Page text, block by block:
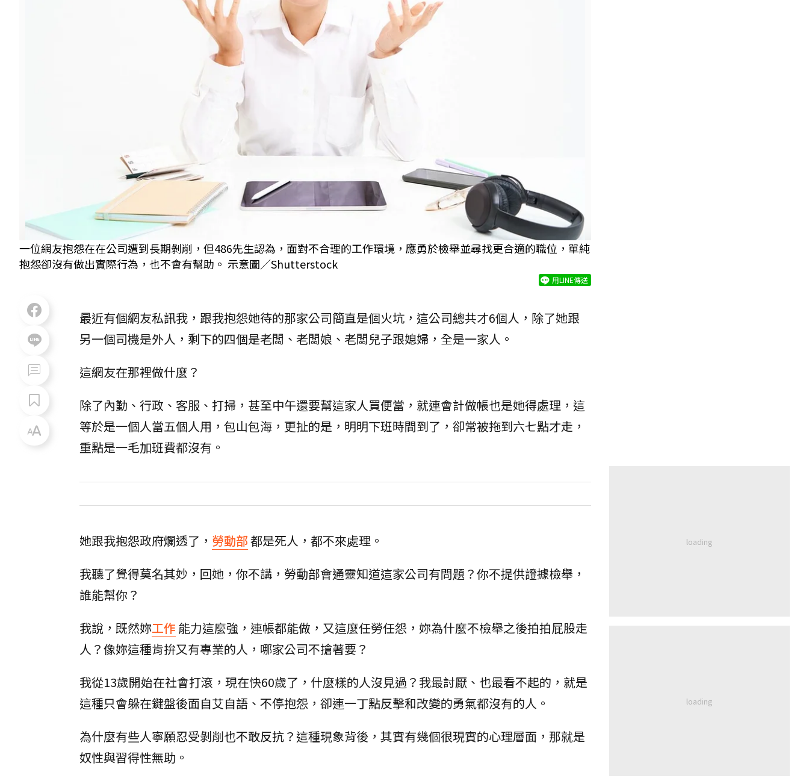
一位網友抱怨在在公司遭到長期剝削，但486先生認為，面對不合理的工作環境，應勇於檢舉並尋找更合適的職位，單純
抱怨卻沒有做出實際行為，也不會有幫助。 示意圖／Shutterstock
用LINE傳送
最近有個網友私訊我，跟我抱怨她待的那家公司簡直是個火坑，這公司總共才6個人，除了她跟
另一個司機是外人，剩下的四個是老闆、老闆娘、老闆兒子跟媳婦，全是一家人。
這網友在那裡做什麼？
除了內勤、行政、客服、打掃，甚至中午還要幫這家人買便當，就連會計做帳也是她得處理，這
等於是一個人當五個人用，包山包海，更扯的是，明明下班時間到了，卻常被拖到六七點才走，
重點是一毛加班費都沒有。
她跟我抱怨政府爛透了， 勞動部都是死人，都不來處理。
我聽了覺得莫名其妙，回她，你不講，勞動部會通靈知道這家公司有問題？你不提供證據檢舉，
誰能幫你？
我說，既然妳工作 能力這麼強，連帳都能做，又這麼任勞任怨，妳為什麼不檢舉之後拍拍屁股走
人？像妳這種肯拚又有專業的人，哪家公司不搶著要？
我從13歲開始在社會打滾，現在快60歲了，什麼樣的人沒見過？我最討厭、也最看不起的，就是
這種只會躲在鍵盤後面自艾自語、不停抱怨，卻連一丁點反擊和改變的勇氣都沒有的人。
為什麼有些人寧願忍受剝削也不敢反抗？這種現象背後，其實有幾個很現實的心理層面，那就是
奴性與習得性無助。